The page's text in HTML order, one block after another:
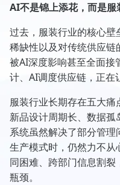
AI不是锦上添花，而是服
过去，服装行业的核心
稀缺性以及对传统供应
被AI深度影响甚至全面接
计、AI调度供应链，正在
服装行业长期存在五大痛
新品设计周期长、数据孤
系统虽然解决了部分管理
生产模式时，仍然力不
同困难、跨部门信息割
瓶颈。